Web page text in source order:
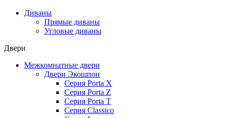
Диваны
Прямые диваны
Угловые диваны
Двери
Межкомнатные двери
Двери Экошпон
Серия Porta X
Серия Porta Z
Серия Porta T
Серия Classico